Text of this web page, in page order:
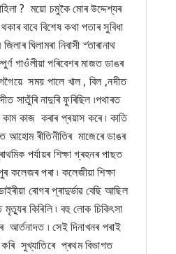
? ময়ো চমুকৈ মোৰ উদ্দেশ্যৰ
বাবে বিশেষ কথা পতাৰ সুবিধা
ঘিলামৰা নিবাসী ৺তাৰানাথ
গাওঁলীয়া পৰিবেশৰ মাজত ডাঙৰ
সময় পালে খাল , বিল ,নদীত
সাতুঁৰি নাদুৰি ফুৰিছিল ৷পথাৰত
কাজ কৰাৰ প্ৰয়াস কৰে ৷ কাতি
ৰীতিনীতিৰ মাজেৰে ডাঙৰ
পৰ্যায়ৰ শিক্ষা গ্ৰহনৰ পাছত
কলেজৰ পৰা ৷ কলেজীয়া শিক্ষা
ৰোগৰ প্ৰাদুৰ্ভাৱ বেছি আছিল
কিৰিলি ৷ বহু লোক চিকিৎসা
আৰ্তনাদত ৷ সেই দিনাখনৰ পৰাই
কৰি সুখ্যাতিৰে প্ৰথম বিভাগত